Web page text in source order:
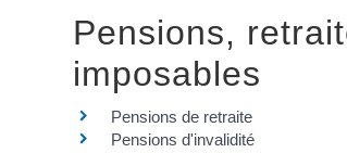
Pensions,
imposables
Pensions de retraite
Pensions d'invalidité